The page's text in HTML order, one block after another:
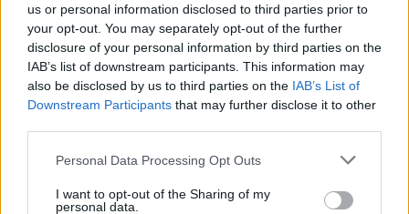
us or personal information disclosed to third parties prior to
your opt-out. You may separately opt-out of the further
disclosure of your personal information by third parties on the
IAB’s list of downstream participants. This information may
also be disclosed by us to third parties on the IAB’s List of
Downstream Participants that may further disclose it to other
Personal Data Processing Opt Outs
I want to opt-out of the Sharing of my
personal data.
Article précédent
Lunettes pas chères : un
danger pour vos yeux
révélés par une vidéo
Article suivant
Pourquoi oublions-nous
parfois les prénoms des
gens que nous connaissons